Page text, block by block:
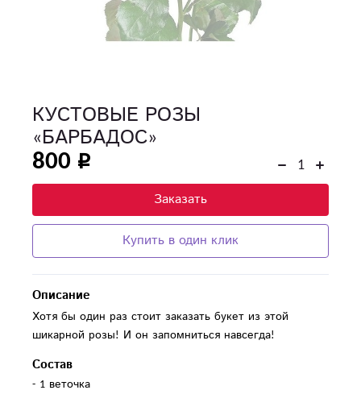
КУСТОВЫЕ РОЗЫ
«БАРБАДОС»
800
Заказать
Купить в один клик
Описание
Хотя бы один раз стоит заказать букет из этой
шикарной розы! И он запомниться навсегда!
Состав
- 1 веточка